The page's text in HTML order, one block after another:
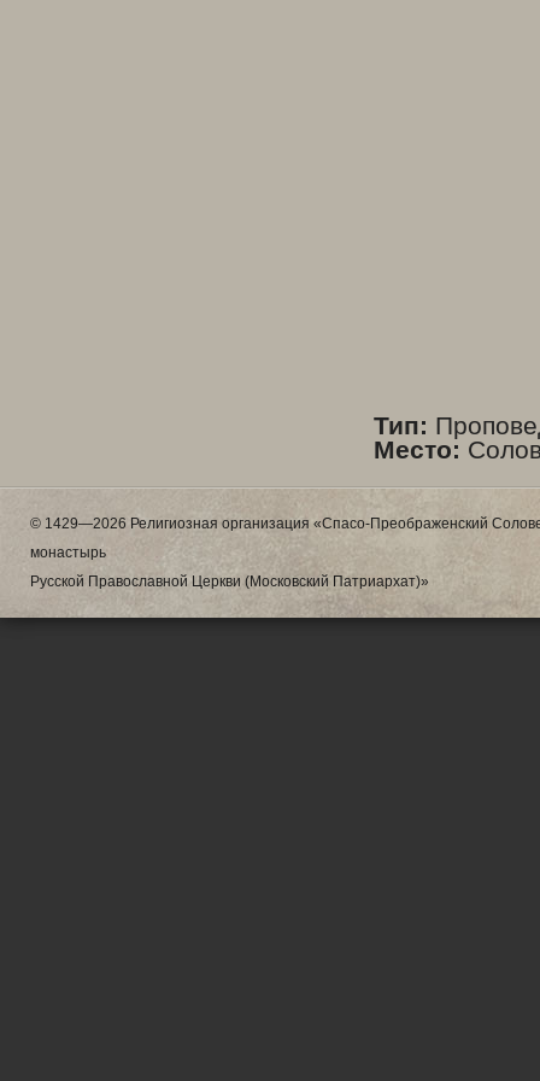
Тип:
Место:
© 1429—2026 Религиозная организация «Спасо-Преображенский
монастырь
Русской Православной Церкви (Московский Патриархат)»